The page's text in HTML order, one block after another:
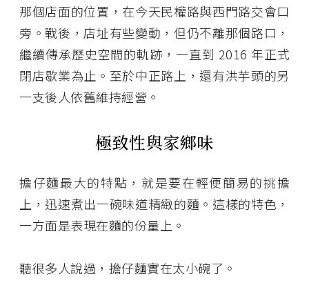
那個店面的位置，在今天民權路與西門路交會口
旁。戰後，店址有些變動，但仍不離那個路口，
繼續傳承歷史空間的軌跡，一直到 2016 年正式
閉店歇業為止。至於中正路上，還有洪芋頭的另
一支後人依舊維持經營。
極致性與家鄉味
擔仔麵最大的特點，就是要在輕便簡易的挑擔
上，迅速煮出一碗味道精緻的麵。這樣的特色，
一方面是表現在麵的份量上。
聽很多人說過，擔仔麵實在太小碗了。